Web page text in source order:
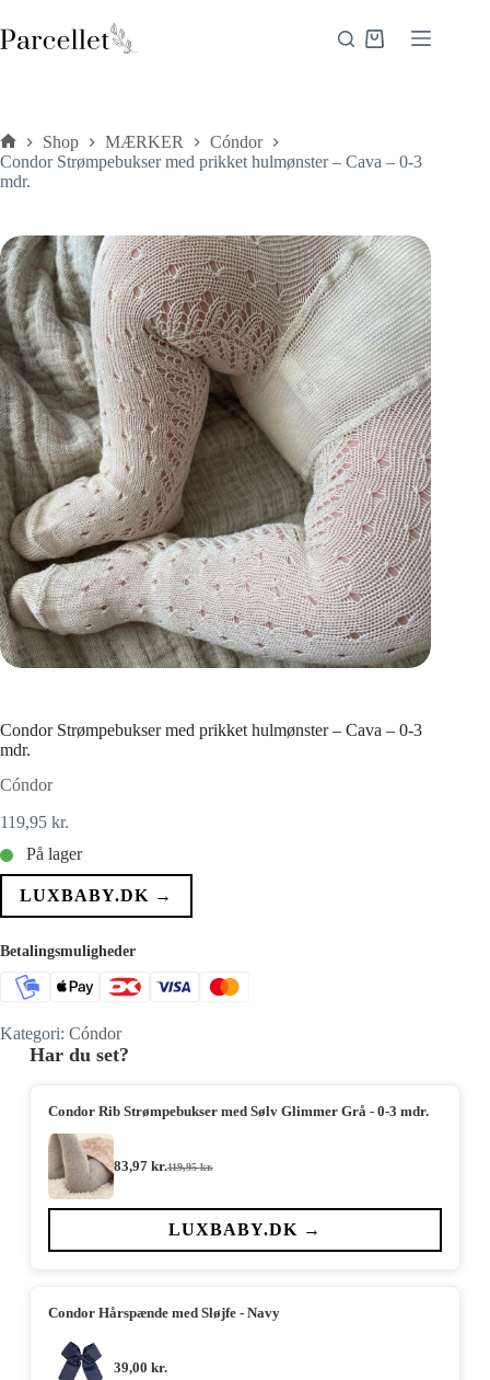
til
indhold
Indkøbskurv
Forside
Shop MÆRKER
Cóndor
Condor Strømpebukser med prikket hulmønster – Cava – 0-3
mdr.
Condor Strømpebukser med prikket hulmønster – Cava – 0-3
mdr.
Cóndor
119,95 kr.
På lager
LUXBABY.DK →
Betalingsmuligheder
Kategori: Cóndor
Har du set?
Condor Rib Strømpebukser med Sølv Glimmer Grå - 0-3 mdr.
119,95kr.
Den
pris
var:
83,97 kr.Den
pris
er:
LUXBABY.DK →
Condor Hårspænde med Sløjfe - Navy
39,00 kr.